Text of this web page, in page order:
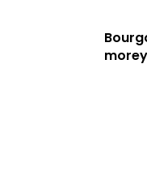
morey